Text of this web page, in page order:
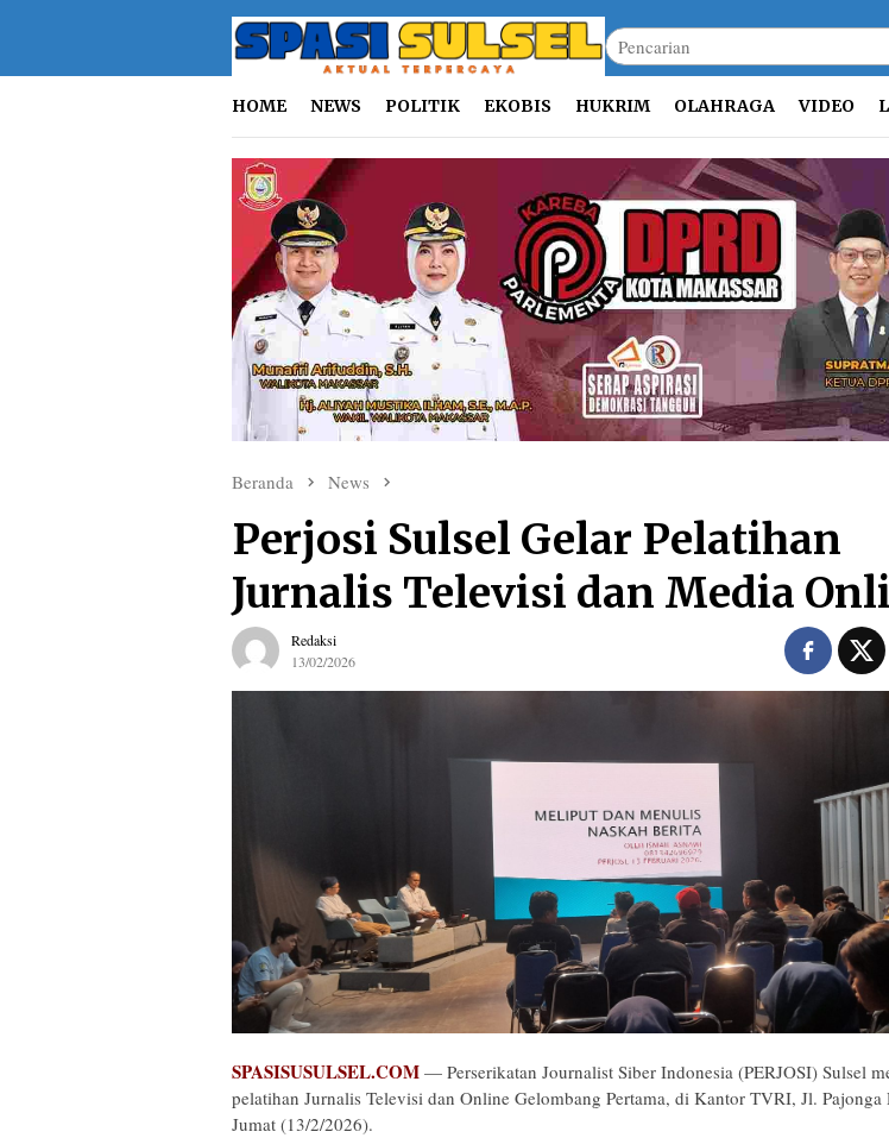
HOME NEWS POLITIK EKOBIS HUKRIM OLAHRAGA VIDEO
Beranda News
Perjosi Sulsel Gelar Pelatihan
Jurnalis Televisi dan Media
Redaksi
13/02/2026
SPASISUSULSEL.COM — Perserikatan Journalist Siber Indonesia (PERJOSI) Sulsel
pelatihan Jurnalis Televisi dan Online Gelombang Pertama, di Kantor TVRI, Jl. Pajonga
Jumat (13/2/2026).